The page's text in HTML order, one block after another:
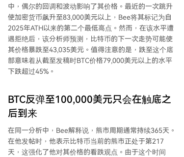
中，偶尔的回调和波动影响了其价格。最近的一次跳升
使加密货币飙升至83,000美元以上，Bee将其标记为自
2025年ATH以来的第二个最低高点。然而，在该水平遭
遇拒绝后，该分析师预测，比特币的下一次走势可能使
其价格暴跌至43,035美元。值得注意的是，跌至这个底
部意味着从截至发稿时BTC价格79,000美元以上的水平
下跌超过45%。
BTC反弹至100,000美元只会在触底之
后到来
在同一分析中，Bee解释说， 熊市周期通常持续365天。
在他发帖时，他表示比特币当前的熊市正处于第217
天，这强化了他对其价格的看跌观点。由于这个时间